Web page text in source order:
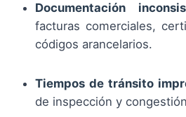
Documentación
facturas comerciales,
códigos arancelarios.
Tiempos de tránsito
de inspección y